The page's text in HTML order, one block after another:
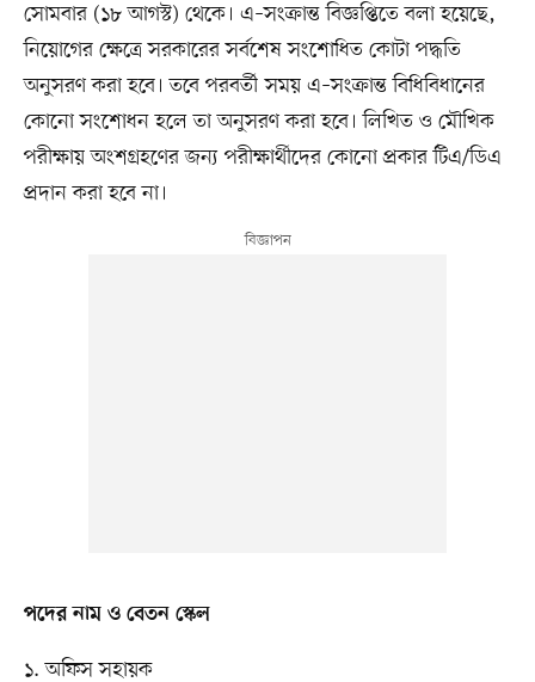
সোমবার (১৮ আগস্ট) থেকে। এ–সংক্রান্ত বিজ্ঞপ্তিতে বলা হয়েছে,
নিয়োগের ক্ষেত্রে সরকারের সর্বশেষ সংশোধিত কোটা পদ্ধতি
অনুসরণ করা হবে। তবে পরবর্তী সময় এ–সংক্রান্ত বিধিবিধানের
কোনো সংশোধন হলে তা অনুসরণ করা হবে। লিখিত ও মৌখিক
পরীক্ষায় অংশগ্রহণের জন্য পরীক্ষার্থীদের কোনো প্রকার টিএ/ডিএ
প্রদান করা হবে না।
পদের নাম ও বেতন স্কেল
১. অফিস সহায়ক